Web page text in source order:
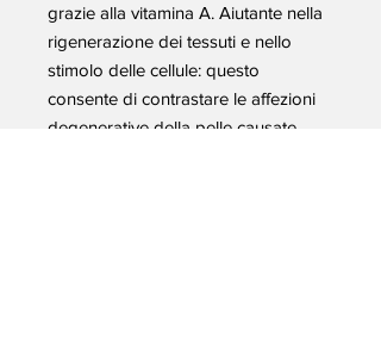
grazie alla vitamina A. Aiutante nella
rigenerazione dei tessuti e nello
stimolo delle cellule: questo
consente di contrastare le affezioni
degenerative della pelle causate